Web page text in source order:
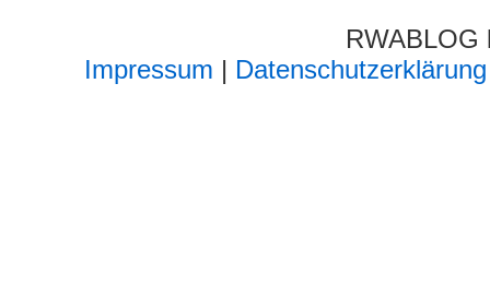
Impressum | Datenschutzerklärung